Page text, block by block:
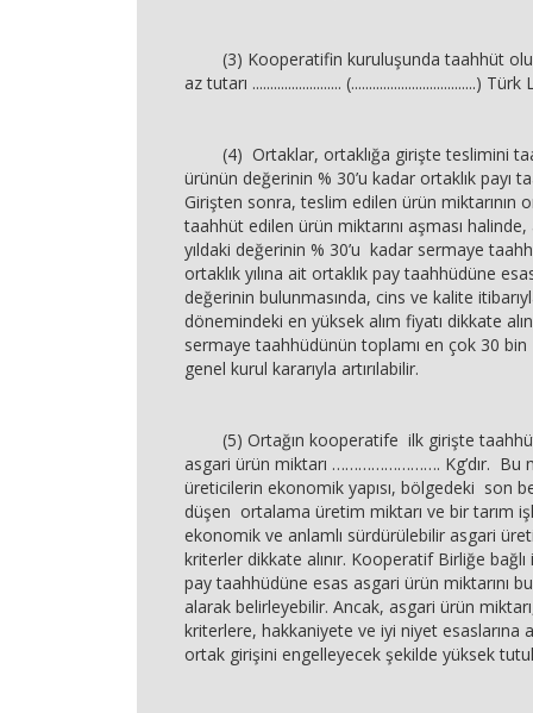
(3) Kooperatifin kuruluşunda taahhüt
az tutarı ......................... (...................................) Türk
(4) Ortaklar, ortaklığa girişte teslimini
ürünün değerinin % 30’u kadar ortaklık payı
Girişten sonra, teslim edilen ürün miktarının
taahhüt edilen ürün miktarını aşması halinde,
yıldaki değerinin % 30’u kadar sermaye
ortaklık yılına ait ortaklık pay taahhüdüne
değerinin bulunmasında, cins ve kalite
dönemindeki en yüksek alım fiyatı dikkate
sermaye taahhüdünün toplamı en çok 30 bin
genel kurul kararıyla artırılabilir.
(5) Ortağın kooperatife ilk girişte
asgari ürün miktarı ……………………. Kg’dır. Bu
üreticilerin ekonomik yapısı, bölgedeki son
düşen ortalama üretim miktarı ve bir tarım
ekonomik ve anlamlı sürdürülebilir asgari
kriterler dikkate alınır. Kooperatif Birliğe bağlı
pay taahhüdüne esas asgari ürün miktarını
alarak belirleyebilir. Ancak, asgari ürün
kriterlere, hakkaniyete ve iyi niyet esaslarına
ortak girişini engelleyecek şekilde yüksek